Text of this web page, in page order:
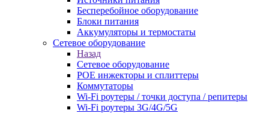
Бесперебойное оборудование
Блоки питания
Аккумуляторы и термостаты
Сетевое оборудование
Назад
Сетевое оборудование
POE инжекторы и сплиттеры
Коммутаторы
Wi-Fi роутеры / точки доступа / репитеры
Wi-Fi роутеры 3G/4G/5G